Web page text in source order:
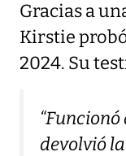
Gracias a
Kirstie
2024. Su
devolvió